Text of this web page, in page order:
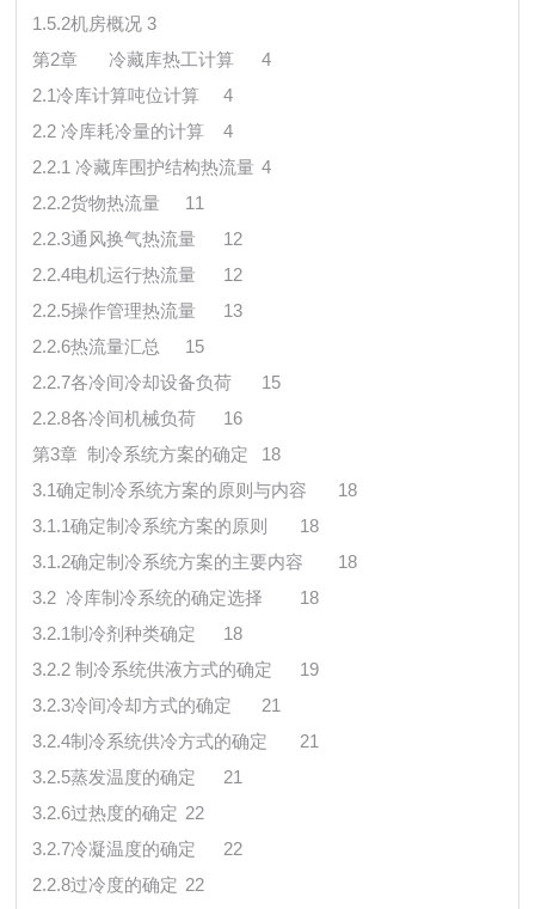
1.5.2机房概况 3
第2章
冷藏库热工计算
4
2.1冷库计算吨位计算
4
2.2 冷库耗冷量的计算
4
2.2.1 冷藏库围护结构热流量 4
2.2.2货物热流量
11
2.2.3通风换气热流量
12
2.2.4电机运行热流量
12
2.2.5操作管理热流量
13
2.2.6热流量汇总
15
2.2.7各冷间冷却设备负荷
15
2.2.8各冷间机械负荷
16
第3章 制冷系统方案的确定
18
3.1确定制冷系统方案的原则与内容
18
3.1.1确定制冷系统方案的原则
18
3.1.2确定制冷系统方案的主要内容
18
3.2 冷库制冷系统的确定选择
18
3.2.1制冷剂种类确定
18
3.2.2 制冷系统供液方式的确定
19
3.2.3冷间冷却方式的确定
21
3.2.4制冷系统供冷方式的确定
21
3.2.5蒸发温度的确定
21
3.2.6过热度的确定 22
3.2.7冷凝温度的确定
22
2.2.8过冷度的确定 22